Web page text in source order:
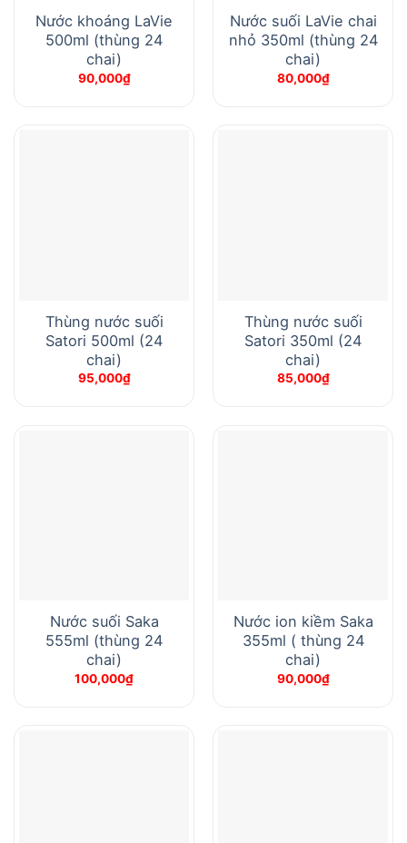
Nước khoáng LaVie
500ml (thùng 24
chai)
90,000₫
Nước suối LaVie chai
nhỏ 350ml (thùng 24
chai)
80,000₫
Thùng nước suối
Satori 500ml (24
chai)
95,000₫
Thùng nước suối
Satori 350ml (24
chai)
85,000₫
Nước suối Saka
555ml (thùng 24
chai)
100,000₫
Nước ion kiềm Saka
355ml ( thùng 24
chai)
90,000₫